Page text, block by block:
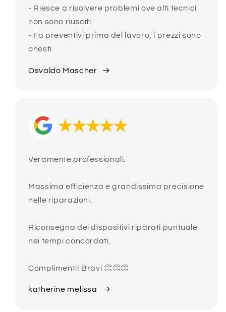
- Riesce a risolvere problemi ove alti tecnici
non sono riusciti
- Fa preventivi prima del lavoro, i prezzi sono
onesti
Osvaldo Mascher
Veramente professionali.
Massima efficienza e grandissima precisione
nelle riparazioni.
Riconsegna dei dispositivi riparati puntuale
nei tempi concordati.
Complimenti! Bravi 👏👏👏
katherine melissa